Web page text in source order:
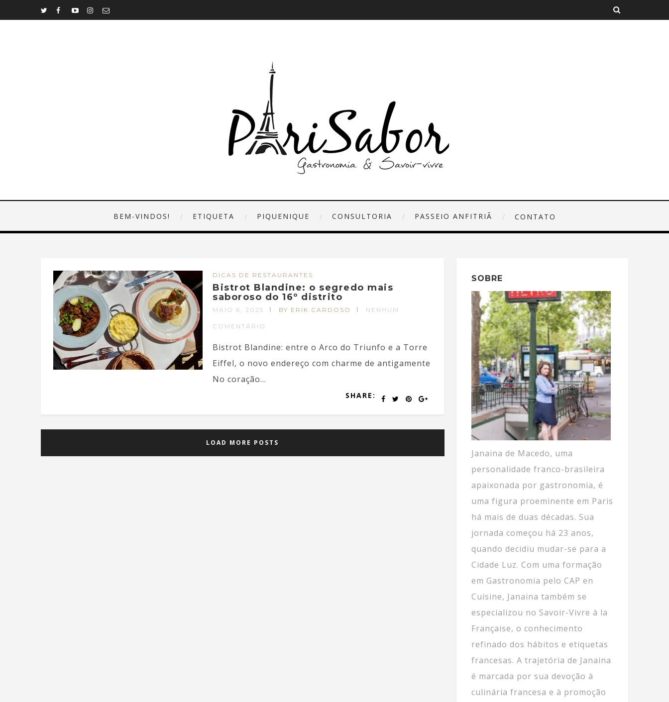
BEM-VINDOS! ETIQUETA PIQUENIQUE CONSULTORIA PASSEIO ANFITRIÃ CONTATO
DICAS DE RESTAURANTES
Bistrot Blandine: o segredo mais
saboroso do 16º distrito
MAIO 6, 2025 BY ERIK CARDOSO NENHUM
COMENTÁRIO
Bistrot Blandine: entre o Arco do Triunfo e a Torre
Eiffel, o novo endereço com charme de antigamente
No coração...
SHARE:
LOAD MORE POSTS
SOBRE
Janaina de Macedo, uma
personalidade franco-brasileira
apaixonada por gastronomia, é
uma figura proeminente em Paris
há mais de duas décadas. Sua
jornada começou há 23 anos,
quando decidiu mudar-se para a
Cidade Luz. Com uma formação
em Gastronomia pelo CAP en
Cuisine, Janaina também se
especializou no Savoir-Vivre à la
Française, o conhecimento
refinado dos hábitos e etiquetas
francesas. A trajetória de Janaina
é marcada por sua devoção à
culinária francesa e à promoção